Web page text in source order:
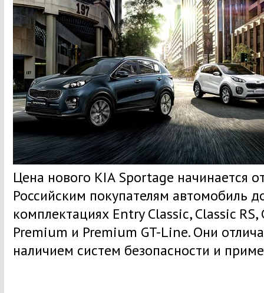
Цена нового KIA Sportage начинается
Российским покупателям автомобиль
комплектациях Entry Classic, Classic
Premium и Premium GT-Line. Они
наличием систем безопасности и